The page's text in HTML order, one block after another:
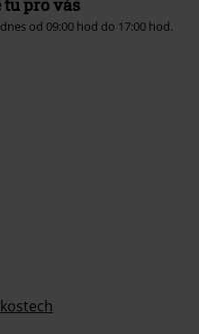
pro vás
od 09:00 hod do 17:00 hod.